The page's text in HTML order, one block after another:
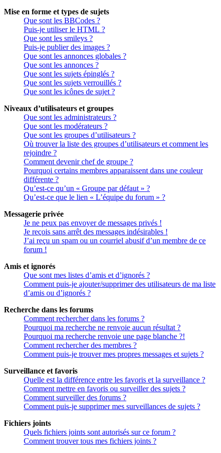
Mise en forme et types de sujets
Que sont les BBCodes ?
Puis-je utiliser le HTML ?
Que sont les smileys ?
Puis-je publier des images ?
Que sont les annonces globales ?
Que sont les annonces ?
Que sont les sujets épinglés ?
Que sont les sujets verrouillés ?
Que sont les icônes de sujet ?
Niveaux d’utilisateurs et groupes
Que sont les administrateurs ?
Que sont les modérateurs ?
Que sont les groupes d’utilisateurs ?
Où trouver la liste des groupes d’utilisateurs et comment les
rejoindre ?
Comment devenir chef de groupe ?
Pourquoi certains membres apparaissent dans une couleur
différente ?
Qu’est-ce qu’un « Groupe par défaut » ?
Qu’est-ce que le lien « L’équipe du forum » ?
Messagerie privée
Je ne peux pas envoyer de messages privés !
Je reçois sans arrêt des messages indésirables !
J’ai reçu un spam ou un courriel abusif d’un membre de ce
forum !
Amis et ignorés
Que sont mes listes d’amis et d’ignorés ?
Comment puis-je ajouter/supprimer des utilisateurs de ma liste
d’amis ou d’ignorés ?
Recherche dans les forums
Comment rechercher dans les forums ?
Pourquoi ma recherche ne renvoie aucun résultat ?
Pourquoi ma recherche renvoie une page blanche ?!
Comment rechercher des membres ?
Comment puis-je trouver mes propres messages et sujets ?
Surveillance et favoris
Quelle est la différence entre les favoris et la surveillance ?
Comment mettre en favoris ou surveiller des sujets ?
Comment surveiller des forums ?
Comment puis-je supprimer mes surveillances de sujets ?
Fichiers joints
Quels fichiers joints sont autorisés sur ce forum ?
Comment trouver tous mes fichiers joints ?